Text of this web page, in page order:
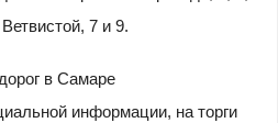
7 и 9.
в Самаре
информации, на торги